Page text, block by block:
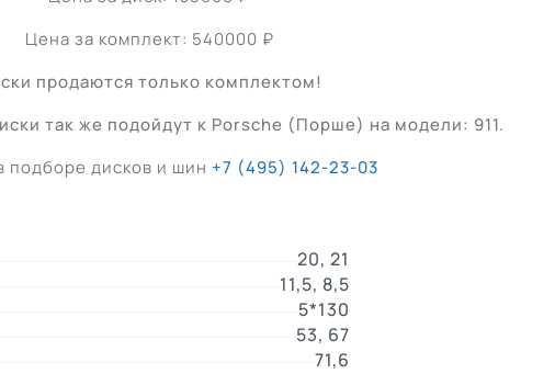
Цена за комплект: 540000 ₽
продаются только комплектом!
так же подойдут к Porsche (Порше) на модели: 911.
подборе дисков и шин +7 (495) 142-23-03
20, 21
11,5, 8,5
5*130
53, 67
71,6